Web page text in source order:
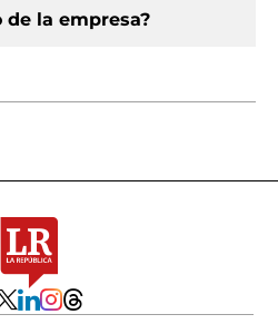
de la empresa?